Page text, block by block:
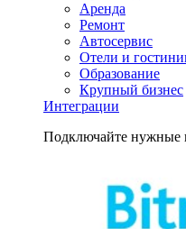
Аренда
Ремонт
Автосервис
Отели и
Образование
Крупный бизнес
Интеграции
Подключайте нужные